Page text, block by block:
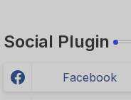
Social Plugin
Facebook